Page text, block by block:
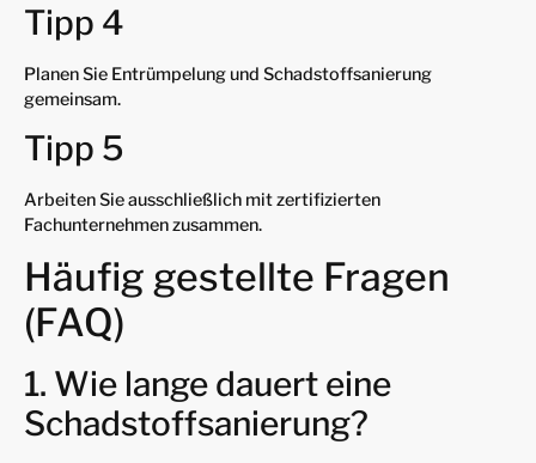
Tipp 4
Planen Sie Entrümpelung und Schadstoffsanierung
gemeinsam.
Tipp 5
Arbeiten Sie ausschließlich mit zertifizierten
Fachunternehmen zusammen.
Häufig gestellte Fragen
(FAQ)
1. Wie lange dauert eine
Schadstoffsanierung?